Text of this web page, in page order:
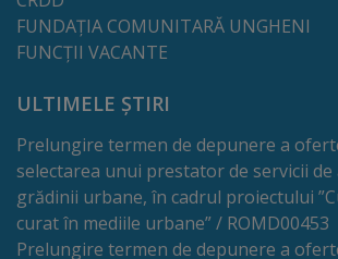
calitate
Consiliul
Municipal
Secretar
Consilieri
FUNDAȚIA COMUNITARĂ UNGHENI
FUNCȚII VACANTE
ULTIMELE ȘTIRI
Prelungire termen de depunere a
selectarea unui prestator de servicii de
grădinii urbane, în cadrul proiectului
curat în mediile urbane” / ROMD00453
Prelungire termen de depunere a